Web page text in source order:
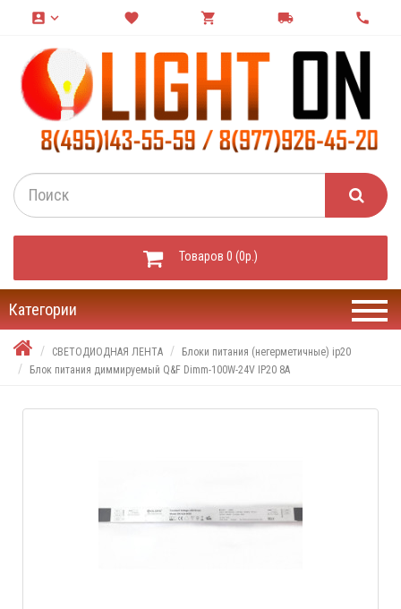
account_box keyboard_arrow_down favorite shopping_cart local_shipping call
Товаров 0 (0р.)
Категории
СВЕТОДИОДНАЯ ЛЕНТА
Блоки питания (негерметичные) ip20
Блок питания диммируемый Q&F Dimm-100W-24V IP20 8A